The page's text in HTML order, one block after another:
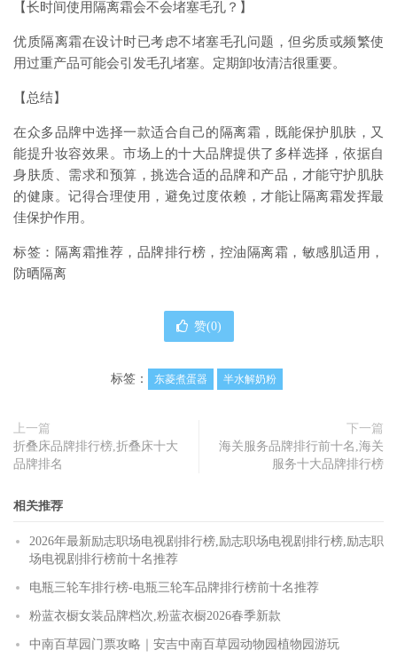
【长时间使用隔离霜会不会堵塞毛孔？】
优质隔离霜在设计时已考虑不堵塞毛孔问题，但劣质或频繁使
用过重产品可能会引发毛孔堵塞。定期卸妆清洁很重要。
【总结】
在众多品牌中选择一款适合自己的隔离霜，既能保护肌肤，又
能提升妆容效果。市场上的十大品牌提供了多样选择，依据自
身肤质、需求和预算，挑选合适的品牌和产品，才能守护肌肤
的健康。记得合理使用，避免过度依赖，才能让隔离霜发挥最
佳保护作用。
标签：隔离霜推荐，品牌排行榜，控油隔离霜，敏感肌适用，
防晒隔离
赞(0)
标签： 东菱煮蛋器 半水解奶粉
上一篇
折叠床品牌排行榜,折叠床十大
品牌排名
下一篇
海关服务品牌排行前十名,海关
服务十大品牌排行榜
相关推荐
2026年最新励志职场电视剧排行榜,励志职场电视剧排行榜,励志职
场电视剧排行榜前十名推荐
电瓶三轮车排行榜-电瓶三轮车品牌排行榜前十名推荐
粉蓝衣橱女装品牌档次,粉蓝衣橱2026春季新款
中南百草园门票攻略｜安吉中南百草园动物园植物园游玩